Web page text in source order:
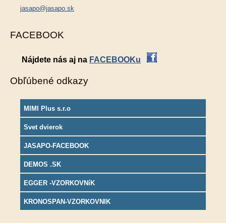
jasapo@jasapo.sk
FACEBOOK
Nájdete nás aj na FACEBOOKu
Obľúbené odkazy
MIMI Plus s.r.o
Svet dvierok
JASAPO-FACEBOOK
DEMOS .SK
EGGER -VZORKOVNíK
KRONOSPAN-VZORKOVNIK